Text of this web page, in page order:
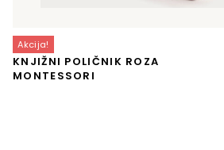
Akcija!
KNJIŽNI POLIČNIK ROZA
MONTESSORI